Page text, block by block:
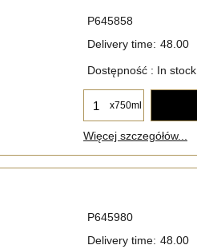
P645858
Delivery time: 48.00
Dostępność : In stock
x750ml
Więcej szczegółów...
P645980
Delivery time: 48.00